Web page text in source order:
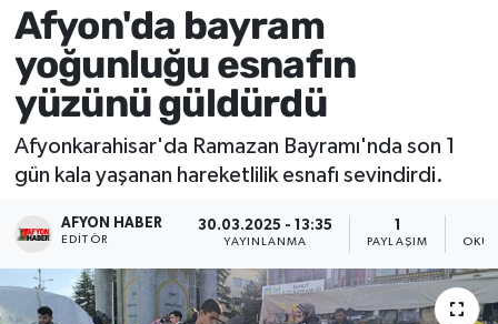
Afyon'da bayram
yoğunluğu esnafın
yüzünü güldürdü
Afyonkarahisar'da Ramazan Bayramı'nda son 1
gün kala yaşanan hareketlilik esnafı sevindirdi.
AFYON HABER
EDITÖR
30.03.2025 - 13:35
YAYINLANMA PAYLAŞIM
Sağlık
Eğitim
Sivil Toplum
Ekonomi
Magazin
Etkinlikler